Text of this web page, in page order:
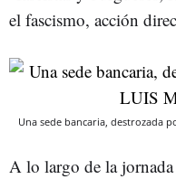
el fascismo, acción
Una sede bancaria, destrozada
A lo largo de la